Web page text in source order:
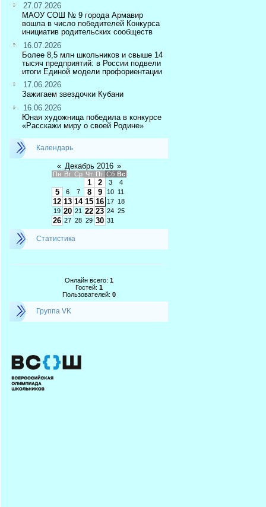
27.07.2026
МАОУ СОШ № 9 города Армавир
вошла в число победителей Конкурса
инициатив родительских сообществ
16.07.2026
Более 8,5 млн школьников и свыше 14
тысяч предприятий: в России подвели
итоги Единой модели профориентации
17.06.2026
Зажигаем звездочки Кубани
16.06.2026
Юная художница победила в конкурсе
«Расскажи миру о своей Родине»
Календарь
« Декабрь 2016 »
Пн Вт Ср Чт Пт Сб Вс
1 2 3 4
5 6 7 8 9 10 11
12 13 14 15 16 17 18
19 20 21 22 23 24 25
26 27 28 29 30 31
Статистика
Онлайн всего: 1
Гостей: 1
Пользователей: 0
Группа VK